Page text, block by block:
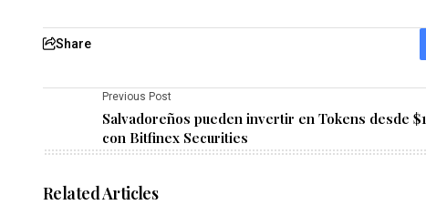
Share
Previous Post
Salvadoreños pueden invertir en Tokens desde $1
con Bitfinex Securities
Related Articles